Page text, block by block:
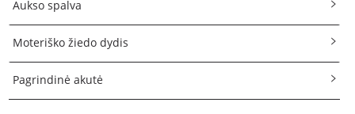
Aukso spalva
Moteriško žiedo dydis
Pagrindinė akutė